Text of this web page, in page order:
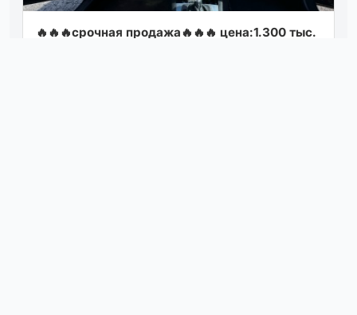
🔥🔥🔥срочная продажа🔥🔥🔥 цена:1.300 тыс.